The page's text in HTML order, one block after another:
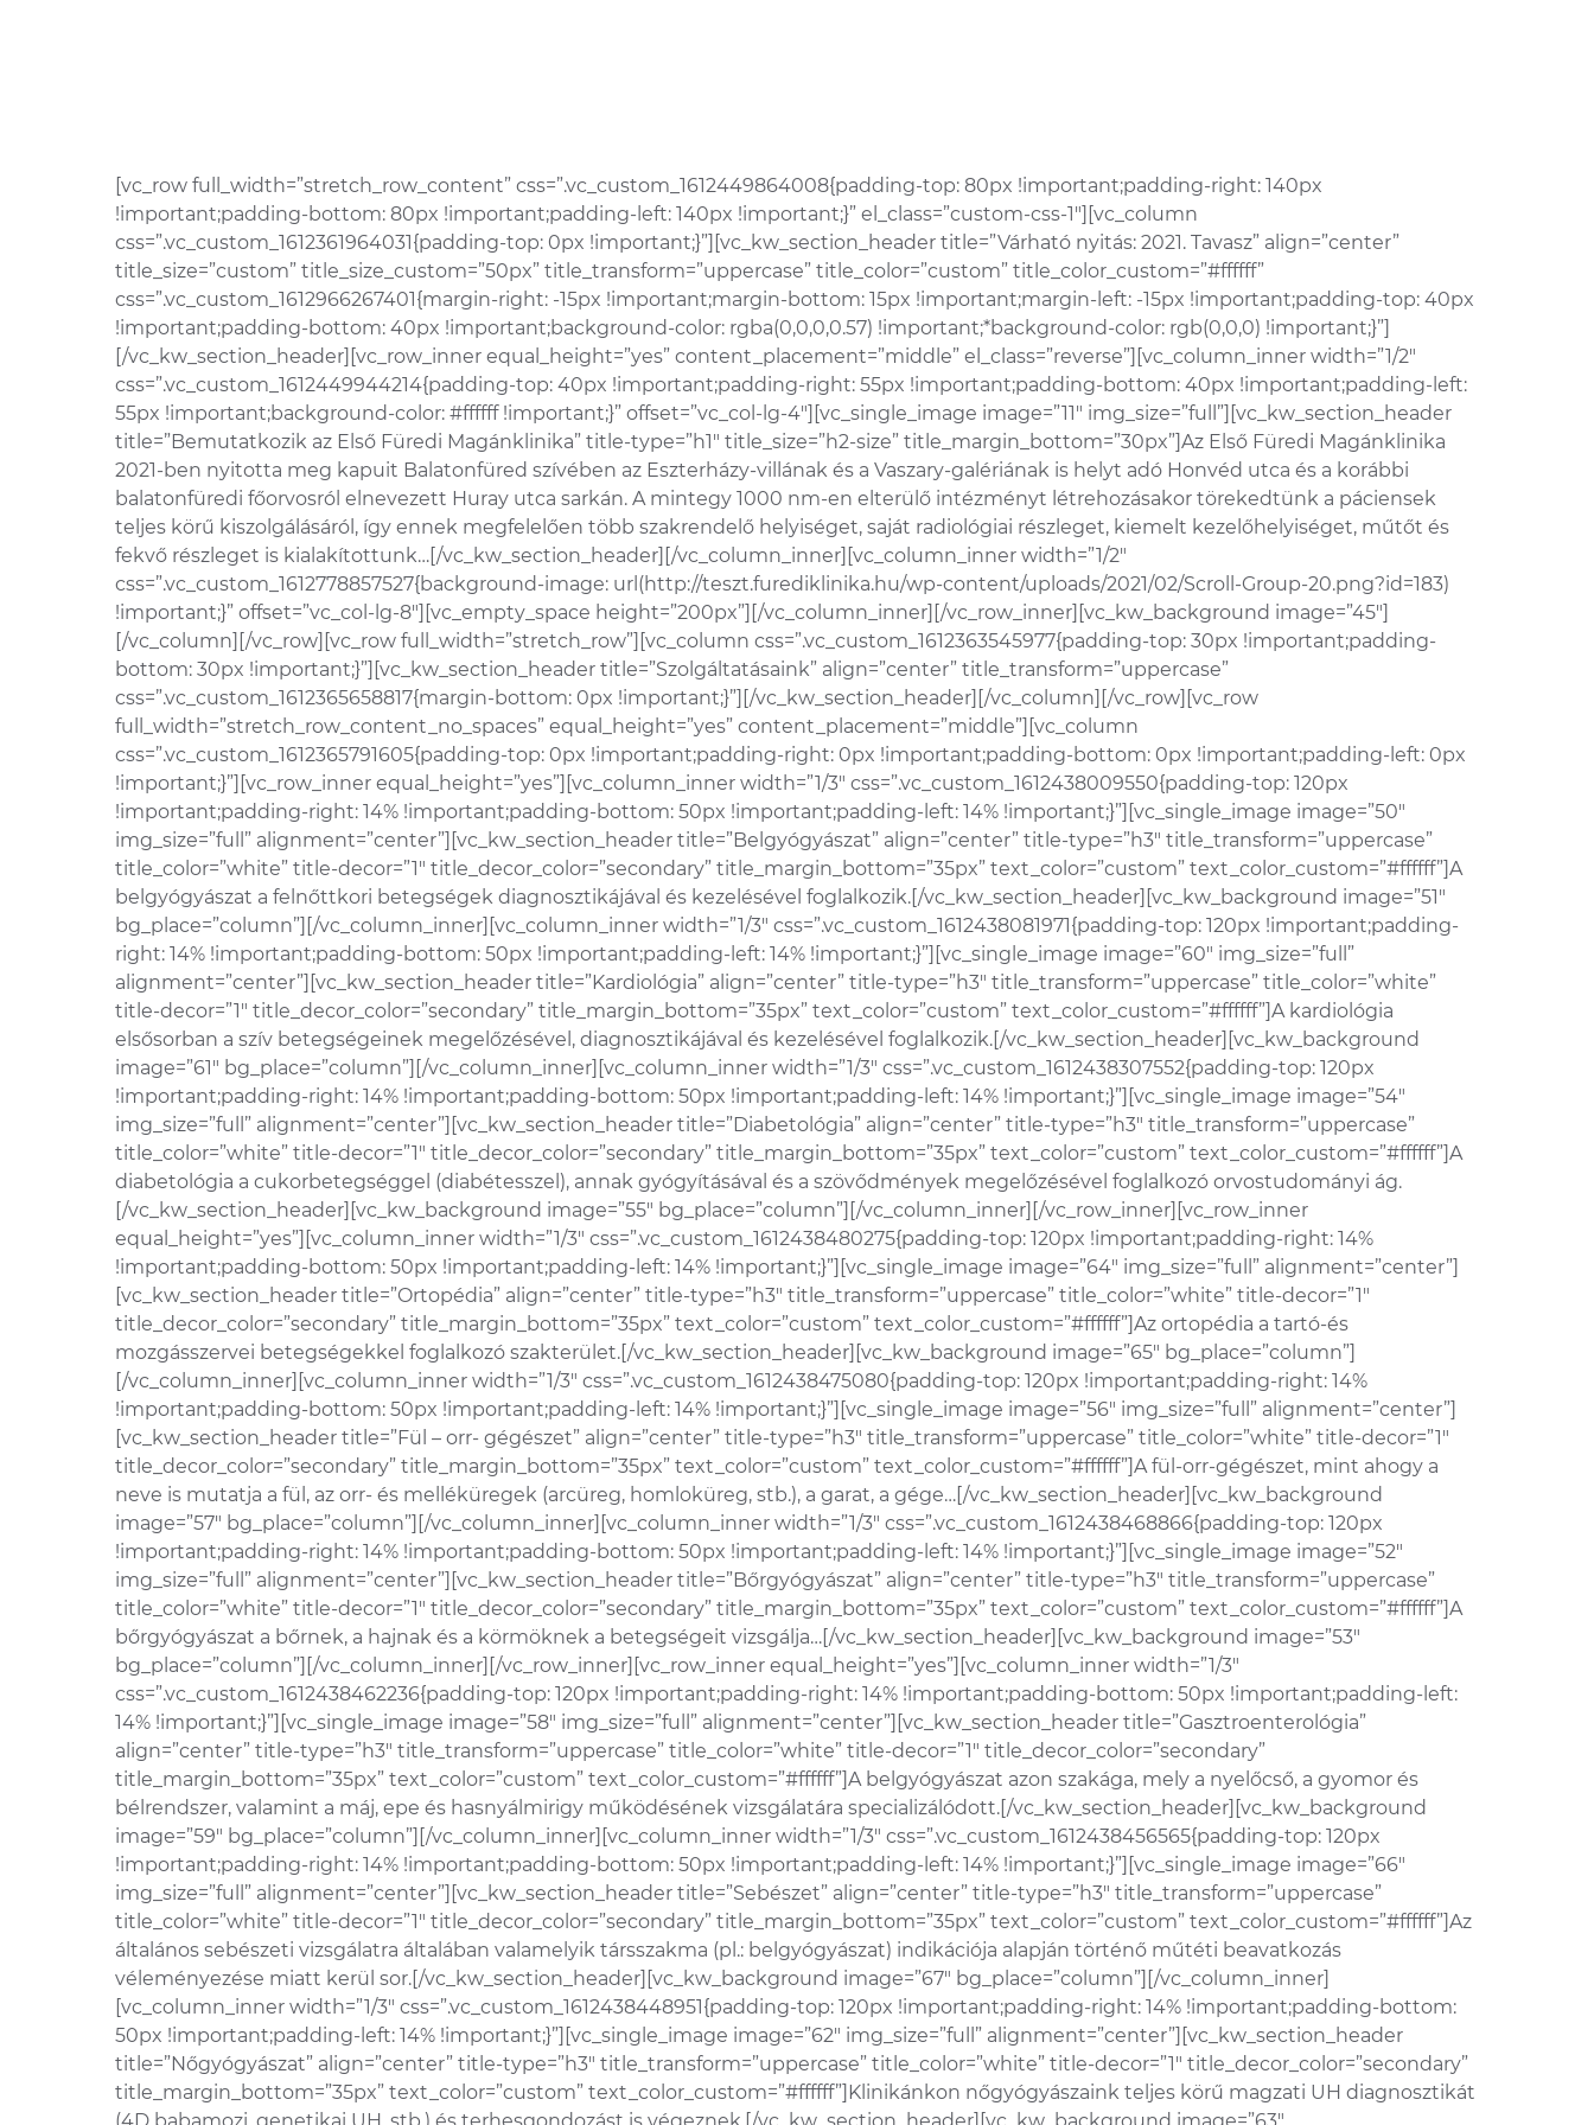
[vc_row full_width=”stretch_row_content” css=”.vc_custom_1612449864008{padding-top: 80px !important;padding-right: 140px
!important;padding-bottom: 80px !important;padding-left: 140px !important;}” el_class=”custom-css-1″][vc_column
css=”.vc_custom_1612361964031{padding-top: 0px !important;}”][vc_kw_section_header title=”Várható nyitás: 2021. Tavasz” align=”center”
title_size=”custom” title_size_custom=”50px” title_transform=”uppercase” title_color=”custom” title_color_custom=”#ffffff”
css=”.vc_custom_1612966267401{margin-right: -15px !important;margin-bottom: 15px !important;margin-left: -15px !important;padding-top: 40px
!important;padding-bottom: 40px !important;background-color: rgba(0,0,0,0.57) !important;*background-color: rgb(0,0,0) !important;}”]
[/vc_kw_section_header][vc_row_inner equal_height=”yes” content_placement=”middle” el_class=”reverse”][vc_column_inner width=”1/2″
css=”.vc_custom_1612449944214{padding-top: 40px !important;padding-right: 55px !important;padding-bottom: 40px !important;padding-left:
55px !important;background-color: #ffffff !important;}” offset=”vc_col-lg-4″][vc_single_image image=”11″ img_size=”full”][vc_kw_section_header
title=”Bemutatkozik az Első Füredi Magánklinika” title-type=”h1″ title_size=”h2-size” title_margin_bottom=”30px”]Az Első Füredi Magánklinika
2021-ben nyitotta meg kapuit Balatonfüred szívében az Eszterházy-villának és a Vaszary-galériának is helyt adó Honvéd utca és a korábbi
balatonfüredi főorvosról elnevezett Huray utca sarkán. A mintegy 1000 nm-en elterülő intézményt létrehozásakor törekedtünk a páciensek
teljes körű kiszolgálásáról, így ennek megfelelően több szakrendelő helyiséget, saját radiológiai részleget, kiemelt kezelőhelyiséget, műtőt és
fekvő részleget is kialakítottunk…[/vc_kw_section_header][/vc_column_inner][vc_column_inner width=”1/2″
css=”.vc_custom_1612778857527{background-image: url(http://teszt.furediklinika.hu/wp-content/uploads/2021/02/Scroll-Group-20.png?id=183)
!important;}” offset=”vc_col-lg-8″][vc_empty_space height=”200px”][/vc_column_inner][/vc_row_inner][vc_kw_background image=”45″]
[/vc_column][/vc_row][vc_row full_width=”stretch_row”][vc_column css=”.vc_custom_1612363545977{padding-top: 30px !important;padding-
bottom: 30px !important;}”][vc_kw_section_header title=”Szolgáltatásaink” align=”center” title_transform=”uppercase”
css=”.vc_custom_1612365658817{margin-bottom: 0px !important;}”][/vc_kw_section_header][/vc_column][/vc_row][vc_row
full_width=”stretch_row_content_no_spaces” equal_height=”yes” content_placement=”middle”][vc_column
css=”.vc_custom_1612365791605{padding-top: 0px !important;padding-right: 0px !important;padding-bottom: 0px !important;padding-left: 0px
!important;}”][vc_row_inner equal_height=”yes”][vc_column_inner width=”1/3″ css=”.vc_custom_1612438009550{padding-top: 120px
!important;padding-right: 14% !important;padding-bottom: 50px !important;padding-left: 14% !important;}”][vc_single_image image=”50″
img_size=”full” alignment=”center”][vc_kw_section_header title=”Belgyógyászat” align=”center” title-type=”h3″ title_transform=”uppercase”
title_color=”white” title-decor=”1″ title_decor_color=”secondary” title_margin_bottom=”35px” text_color=”custom” text_color_custom=”#ffffff”]A
belgyógyászat a felnőttkori betegségek diagnosztikájával és kezelésével foglalkozik.[/vc_kw_section_header][vc_kw_background image=”51″
bg_place=”column”][/vc_column_inner][vc_column_inner width=”1/3″ css=”.vc_custom_1612438081971{padding-top: 120px !important;padding-
right: 14% !important;padding-bottom: 50px !important;padding-left: 14% !important;}”][vc_single_image image=”60″ img_size=”full”
alignment=”center”][vc_kw_section_header title=”Kardiológia” align=”center” title-type=”h3″ title_transform=”uppercase” title_color=”white”
title-decor=”1″ title_decor_color=”secondary” title_margin_bottom=”35px” text_color=”custom” text_color_custom=”#ffffff”]A kardiológia
elsősorban a szív betegségeinek megelőzésével, diagnosztikájával és kezelésével foglalkozik.[/vc_kw_section_header][vc_kw_background
image=”61″ bg_place=”column”][/vc_column_inner][vc_column_inner width=”1/3″ css=”.vc_custom_1612438307552{padding-top: 120px
!important;padding-right: 14% !important;padding-bottom: 50px !important;padding-left: 14% !important;}”][vc_single_image image=”54″
img_size=”full” alignment=”center”][vc_kw_section_header title=”Diabetológia” align=”center” title-type=”h3″ title_transform=”uppercase”
title_color=”white” title-decor=”1″ title_decor_color=”secondary” title_margin_bottom=”35px” text_color=”custom” text_color_custom=”#ffffff”]A
diabetológia a cukorbetegséggel (diabétesszel), annak gyógyításával és a szövődmények megelőzésével foglalkozó orvostudományi ág.
[/vc_kw_section_header][vc_kw_background image=”55″ bg_place=”column”][/vc_column_inner][/vc_row_inner][vc_row_inner
equal_height=”yes”][vc_column_inner width=”1/3″ css=”.vc_custom_1612438480275{padding-top: 120px !important;padding-right: 14%
!important;padding-bottom: 50px !important;padding-left: 14% !important;}”][vc_single_image image=”64″ img_size=”full” alignment=”center”]
[vc_kw_section_header title=”Ortopédia” align=”center” title-type=”h3″ title_transform=”uppercase” title_color=”white” title-decor=”1″
title_decor_color=”secondary” title_margin_bottom=”35px” text_color=”custom” text_color_custom=”#ffffff”]Az ortopédia a tartó-és
mozgásszervei betegségekkel foglalkozó szakterület.[/vc_kw_section_header][vc_kw_background image=”65″ bg_place=”column”]
[/vc_column_inner][vc_column_inner width=”1/3″ css=”.vc_custom_1612438475080{padding-top: 120px !important;padding-right: 14%
!important;padding-bottom: 50px !important;padding-left: 14% !important;}”][vc_single_image image=”56″ img_size=”full” alignment=”center”]
[vc_kw_section_header title=”Fül – orr- gégészet” align=”center” title-type=”h3″ title_transform=”uppercase” title_color=”white” title-decor=”1″
title_decor_color=”secondary” title_margin_bottom=”35px” text_color=”custom” text_color_custom=”#ffffff”]A fül-orr-gégészet, mint ahogy a
neve is mutatja a fül, az orr- és melléküregek (arcüreg, homloküreg, stb.), a garat, a gége…[/vc_kw_section_header][vc_kw_background
image=”57″ bg_place=”column”][/vc_column_inner][vc_column_inner width=”1/3″ css=”.vc_custom_1612438468866{padding-top: 120px
!important;padding-right: 14% !important;padding-bottom: 50px !important;padding-left: 14% !important;}”][vc_single_image image=”52″
img_size=”full” alignment=”center”][vc_kw_section_header title=”Bőrgyógyászat” align=”center” title-type=”h3″ title_transform=”uppercase”
title_color=”white” title-decor=”1″ title_decor_color=”secondary” title_margin_bottom=”35px” text_color=”custom” text_color_custom=”#ffffff”]A
bőrgyógyászat a bőrnek, a hajnak és a körmöknek a betegségeit vizsgálja…[/vc_kw_section_header][vc_kw_background image=”53″
bg_place=”column”][/vc_column_inner][/vc_row_inner][vc_row_inner equal_height=”yes”][vc_column_inner width=”1/3″
css=”.vc_custom_1612438462236{padding-top: 120px !important;padding-right: 14% !important;padding-bottom: 50px !important;padding-left:
14% !important;}”][vc_single_image image=”58″ img_size=”full” alignment=”center”][vc_kw_section_header title=”Gasztroenterológia”
align=”center” title-type=”h3″ title_transform=”uppercase” title_color=”white” title-decor=”1″ title_decor_color=”secondary”
title_margin_bottom=”35px” text_color=”custom” text_color_custom=”#ffffff”]A belgyógyászat azon szakága, mely a nyelőcső, a gyomor és
bélrendszer, valamint a máj, epe és hasnyálmirigy működésének vizsgálatára specializálódott.[/vc_kw_section_header][vc_kw_background
image=”59″ bg_place=”column”][/vc_column_inner][vc_column_inner width=”1/3″ css=”.vc_custom_1612438456565{padding-top: 120px
!important;padding-right: 14% !important;padding-bottom: 50px !important;padding-left: 14% !important;}”][vc_single_image image=”66″
img_size=”full” alignment=”center”][vc_kw_section_header title=”Sebészet” align=”center” title-type=”h3″ title_transform=”uppercase”
title_color=”white” title-decor=”1″ title_decor_color=”secondary” title_margin_bottom=”35px” text_color=”custom” text_color_custom=”#ffffff”]Az
általános sebészeti vizsgálatra általában valamelyik társszakma (pl.: belgyógyászat) indikációja alapján történő műtéti beavatkozás
véleményezése miatt kerül sor.[/vc_kw_section_header][vc_kw_background image=”67″ bg_place=”column”][/vc_column_inner]
[vc_column_inner width=”1/3″ css=”.vc_custom_1612438448951{padding-top: 120px !important;padding-right: 14% !important;padding-bottom:
50px !important;padding-left: 14% !important;}”][vc_single_image image=”62″ img_size=”full” alignment=”center”][vc_kw_section_header
title=”Nőgyógyászat” align=”center” title-type=”h3″ title_transform=”uppercase” title_color=”white” title-decor=”1″ title_decor_color=”secondary”
title_margin_bottom=”35px” text_color=”custom” text_color_custom=”#ffffff”]Klinikánkon nőgyógyászaink teljes körű magzati UH diagnosztikát